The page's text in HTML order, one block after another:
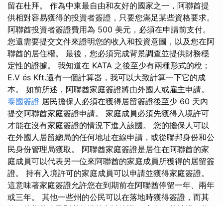
留在杜拜。 作為中東最自由和友好的國家之一，阿聯酋提
供相對容易獲得的投資者簽證，只要您滿足某些資格要求。
阿聯酋投資者簽證費用為 500 美元，必須在申請前支付。
您還需要提交文件來證明您的收入和投資意圖，以及您在阿
聯酋的居住權。 最後，您必須完成背景調查並提供財務穩
定性的證據。 我知道在 KATA 之後至少有兩種形式的稅；
E.V és Kft.還有一個計算器，我可以大致計算一下它的成
本。 如前所述，阿聯酋家庭簽證將由外國人或雇主申請。
泰國簽證 居民擔保人必須在獲得居留簽證後至少 60 天內
提交阿聯酋家庭簽證申請。 家庭成員必須先獲得入境許可
才能在沒有家庭簽證的情況下進入該國。 您的擔保人可以
在外國人居留總局的任何地址在線申請，或從聯邦身份和公
民身份管理局獲取。 阿聯酋家庭簽證是居住在阿聯酋的家
庭成員可以代表另一位來阿聯酋的家庭成員所獲得的居留簽
證。 持有入境許可的家庭成員可以申請並獲得家庭簽證。
這意味著家庭簽證允許您在到期前在阿聯酋停留一年、兩年
或三年。 其他一些州的公民可以在落地時獲得簽證，而其